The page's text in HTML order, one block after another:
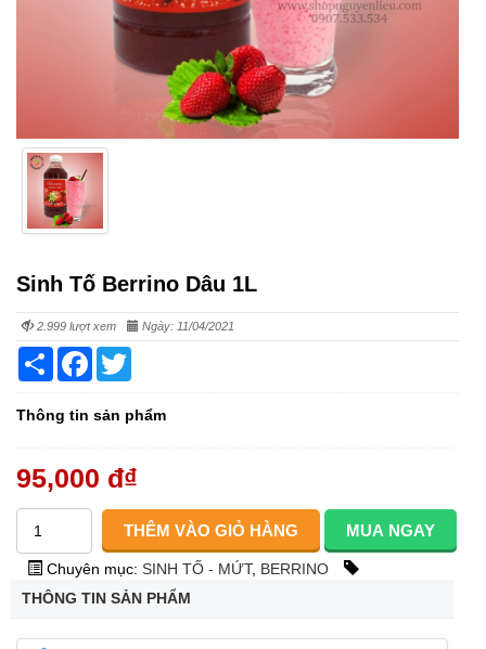
Sinh Tố Berrino Dâu 1L
2.999 lượt xem Ngày: 11/04/2021
Share Facebook
Thông tin sản phẩm
95,000 đ₫
Chuyên mục: SINH TỐ - MỨT, BERRINO
THÔNG TIN SẢN PHẨM